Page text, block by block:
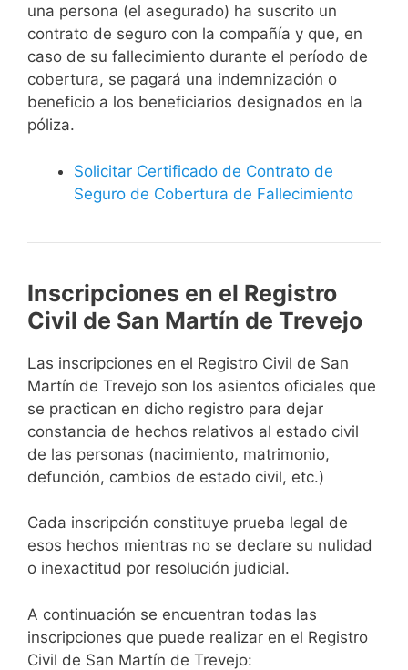
una persona (el asegurado) ha suscrito un
contrato de seguro con la compañía y que, en
caso de su fallecimiento durante el período de
cobertura, se pagará una indemnización o
beneficio a los beneficiarios designados en la
póliza.
Solicitar Certificado de Contrato de
Seguro de Cobertura de Fallecimiento
Inscripciones en el Registro
Civil de San Martín de Trevejo
Las inscripciones en el Registro Civil de San
Martín de Trevejo son los asientos oficiales que
se practican en dicho registro para dejar
constancia de hechos relativos al estado civil
de las personas (nacimiento, matrimonio,
defunción, cambios de estado civil, etc.)
Cada inscripción constituye prueba legal de
esos hechos mientras no se declare su nulidad
o inexactitud por resolución judicial.
A continuación se encuentran todas las
inscripciones que puede realizar en el Registro
Civil de San Martín de Trevejo: